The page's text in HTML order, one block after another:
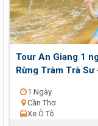
Tour An Giang 1
Rừng Tràm Trà Sư
1 Ngày
Cần Thơ
Xe Ô Tô